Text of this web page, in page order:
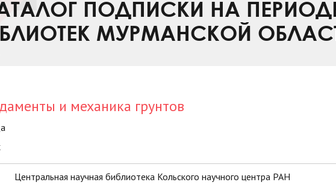
ПОДПИСКИ НА
МУРМАНСКОЙ
и механика грунтов
Центральная научная библиотека Кольского научного центра РАН